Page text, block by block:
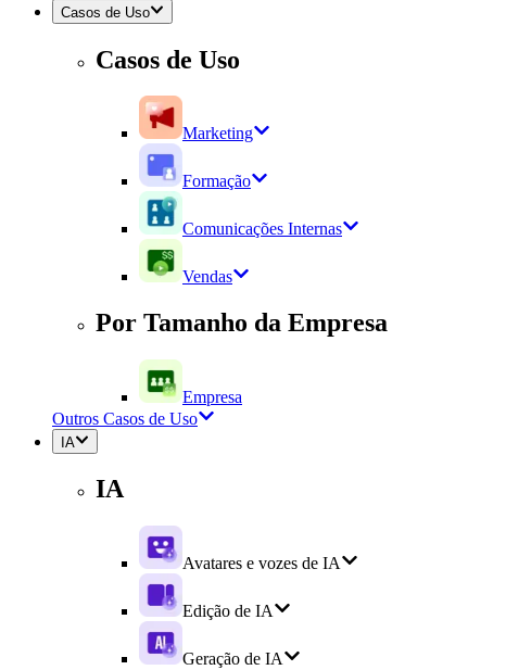
Casos de Uso
Casos de Uso
Marketing
Formação
Comunicações Internas
Vendas
Por Tamanho da Empresa
Empresa
Outros Casos de Uso
IA
IA
Avatares e vozes de IA
Edição de IA
Geração de IA